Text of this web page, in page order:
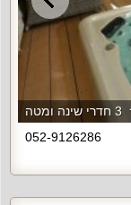
3 חדרי שינה ומטה
052-9126286